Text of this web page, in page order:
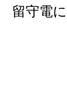
留守電